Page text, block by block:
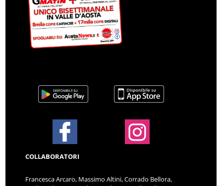
COLLABORATORI
Francesca Arcaro, Massimo Altini, Corrado Bellora,